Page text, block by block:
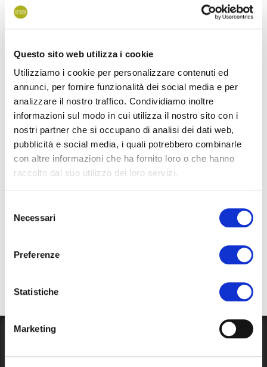
Questo sito web utilizza i cookie
Utilizziamo i cookie per personalizzare contenuti ed
annunci, per fornire funzionalità dei social media e per
analizzare il nostro traffico. Condividiamo inoltre
informazioni sul modo in cui utilizza il nostro sito con i
nostri partner che si occupano di analisi dei dati web,
pubblicità e social media, i quali potrebbero combinarle
con altre informazioni che ha fornito loro o che hanno
raccolto dal suo utilizzo dei loro servizi.
delNecessari
Preferenze
Statistiche
Marketing
Handtüchern etc. befüllen, das bevorzugte Programm
auswählen, Waschmittel einfüllen und die Waschmaschine
Wir empfehlen Ihnen die kürzeren, weil umweltschonenderen
Programme.
Und dank dem Wäscheständer in IhrerUnterkunftkönnen Sie
Ihre Wäsche im Freien trocknen.
Bei Regentagen können Sie auch unsere Wäschetrockner
Kosten:
€ pro Wasch
Blog